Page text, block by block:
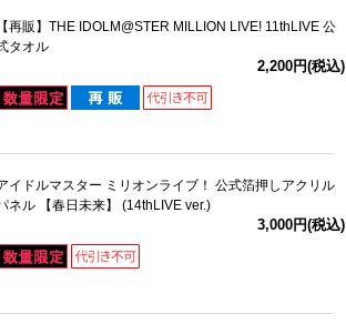
【再販】THE IDOLM@STER MILLION LIVE! 11thLIVE 公
タオル
2,200円(税込)
イドルマスター ミリオンライブ！ 公式箔押しアクリル
ネル 【春日未来】 (14thLIVE ver.)
3,000円(税込)